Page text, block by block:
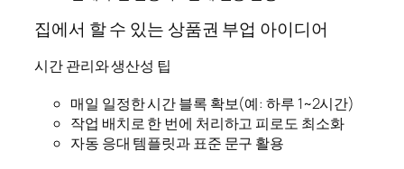
집에서 할 수 있는 상품권 부업 아이디어
시간 관리와 생산성 팁
매일 일정한 시간 블록 확보(예: 하루 1~2시간)
작업 배치로 한 번에 처리하고 피로도 최소화
자동 응대 템플릿과 표준 문구 활용